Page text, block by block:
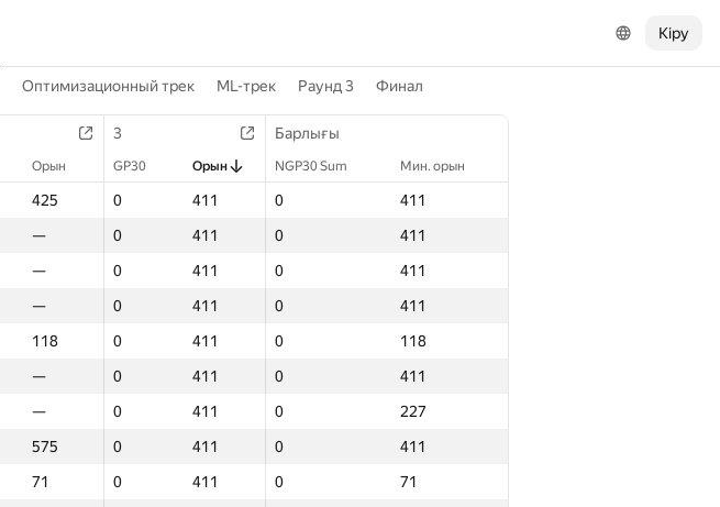
Кіру
Оптимизационный трек ML-трек Раунд 3 Финал
3 Барлығы
Орын GP30 Орын NGP30 Sum Мин. орын
425 0 411 0
411
— 0 411 0
411
— 0 411 0
411
— 0 411 0
411
118 0 411 0
118
— 0 411 0
411
— 0 411 0
227
575 0 411 0
411
71 0 411 0
71